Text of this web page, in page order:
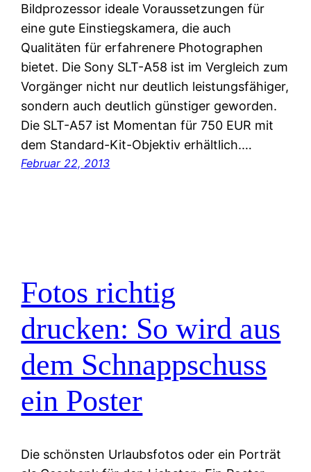
Bildprozessor ideale Voraussetzungen für
eine gute Einstiegskamera, die auch
Qualitäten für erfahrenere Photographen
bietet. Die Sony SLT-A58 ist im Vergleich zum
Vorgänger nicht nur deutlich leistungsfähiger,
sondern auch deutlich günstiger geworden.
Die SLT-A57 ist Momentan für 750 EUR mit
dem Standard-Kit-Objektiv erhältlich.…
Februar 22, 2013
Fotos richtig
drucken: So wird aus
dem Schnappschuss
ein Poster
Die schönsten Urlaubsfotos oder ein Porträt